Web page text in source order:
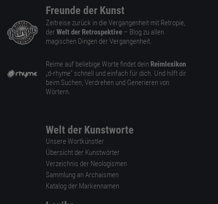
Freunde der Kunst
Zeitreise zurück in die Vergangenheit mit Retropie,
der Welt der Retrospektive – Blog zu allen
magischen Dingen der Vergangenheit.
Reime auf beliebige Worte findet dein Reimlexikon
„d-rhyme” schnell und einfach für dich. Und hilft dir
beim Suchen, Verdrehen und Generieren von
Wörtern.
Welt der Kunstworte
Unsere Wortkünstler
Übersicht der Kunstwörter
Verzeichnis der Neologismen
Sammlung an Archaismen
Katalog der Markennamen